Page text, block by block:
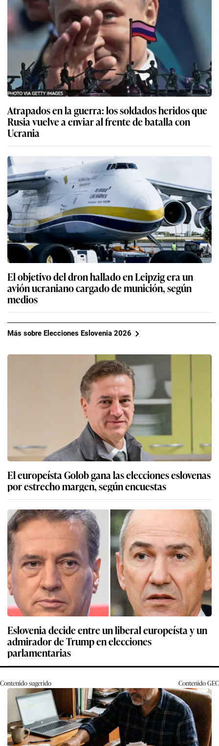
Atrapados en la guerra: los soldados heridos que
Rusia vuelve a enviar al frente de batalla con
Ucrania
El objetivo del dron hallado en Leipzig era un
avión ucraniano cargado de munición, según
medios
Más sobre Elecciones Eslovenia 2026
El europeísta Golob gana las elecciones eslovenas
por estrecho margen, según encuestas
Eslovenia decide entre un liberal europeísta y un
admirador de Trump en elecciones
parlamentarias
Contenido sugerido ContenidoGEC